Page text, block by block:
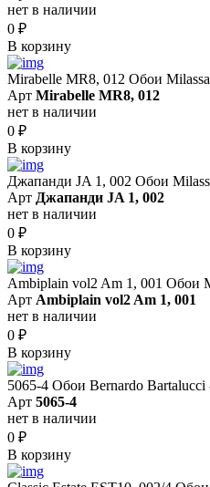
нет в наличии
0 ₽
В корзину
Mirabelle MR8, 012 Обои
Арт Mirabelle MR8, 012
нет в наличии
0 ₽
В корзину
Джапанди JA 1, 002 Обои
Арт Джапанди JA 1, 002
нет в наличии
0 ₽
В корзину
Ambiplain vol2 Am 1, 001 Обои
Арт Ambiplain vol2 Am 1, 001
нет в наличии
0 ₽
В корзину
5065-4 Обои Bernardo Bartalucci
Арт 5065-4
нет в наличии
0 ₽
В корзину